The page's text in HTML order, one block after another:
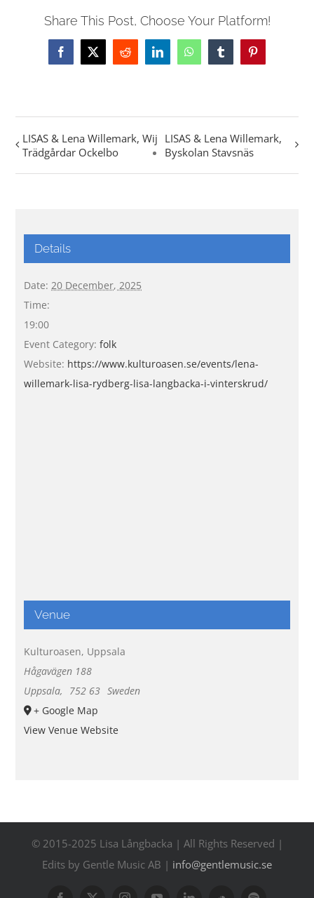
Share This Post, Choose Your Platform!
Facebook
X Reddit LinkedInWhatsAppTumblrPinterest
LISAS & Lena Willemark, Wij
Trädgårdar Ockelbo
LISAS & Lena Willemark,
Byskolan Stavsnäs
Details
Date: 20 December, 2025
Time:
19:00
Event Category: folk
Website: https://www.kulturoasen.se/events/lena-
willemark-lisa-rydberg-lisa-langbacka-i-vinterskrud/
Venue
Kulturoasen, Uppsala
Hågavägen 188
Uppsala, 752 63 Sweden
+ Google Map
View Venue Website
© 2015-2025 Lisa Långbacka | All Rights Reserved |
Edits by Gentle Music AB | info@gentlemusic.se